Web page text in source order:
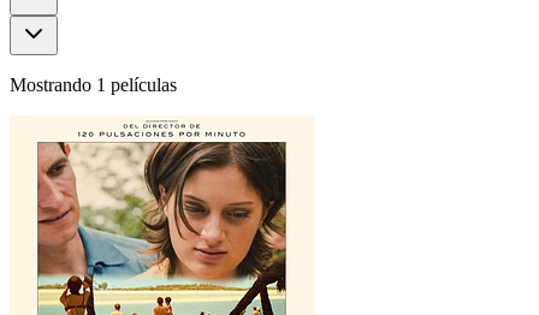
Mostrando 1 películas